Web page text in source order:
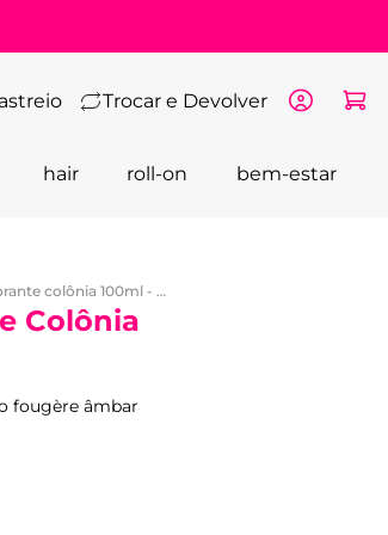
Trocar e Devolver
hair roll-on bem-estar
castillo desodorante colônia 100ml - wepink
Colônia
fougère âmbar